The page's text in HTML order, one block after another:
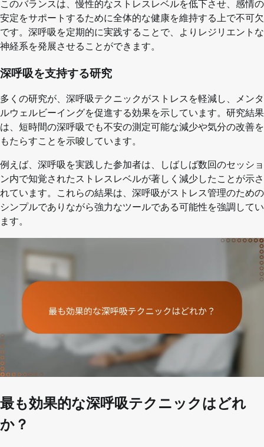
このバランスは、慢性的なストレスレベルを低下させ、感情の
安定をサポートするために全体的な健康を維持する上で不可欠
です。深呼吸を定期的に実践することで、よりレジリエントな
神経系を発展させることができます。
深呼吸を支持する研究
多くの研究が、深呼吸テクニックがストレスを軽減し、メンタ
ルウェルビーイングを促進する効果を示しています。研究結果
は、短時間の深呼吸でも不安の測定可能な減少や気分の改善を
もたらすことを示唆しています。
例えば、深呼吸を実践した参加者は、しばしば数回のセッショ
ン内で知覚されたストレスレベルが著しく減少したことが示さ
れています。これらの結果は、深呼吸がストレス管理のための
シンプルでありながら強力なツールである可能性を強調してい
ます。
最も効果的な深呼吸テクニックはどれ
か？